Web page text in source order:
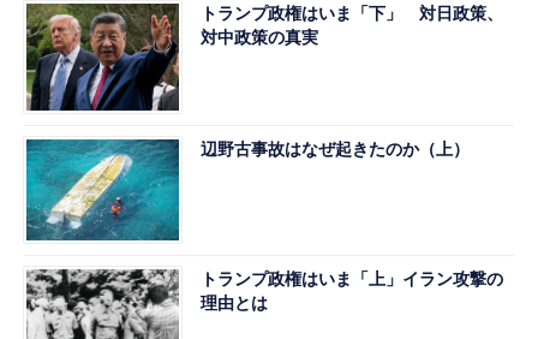
トランプ政権はいま「下」 対日政策、
対中政策の真実
辺野古事故はなぜ起きたのか（上）
トランプ政権はいま「上」イラン攻撃の
理由とは